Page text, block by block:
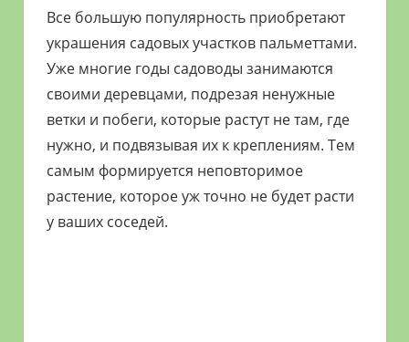
Все большую популярность приобретают
украшения садовых участков пальметтами.
Уже многие годы садоводы занимаются
своими деревцами, подрезая ненужные
ветки и побеги, которые растут не там, где
нужно, и подвязывая их к креплениям. Тем
самым формируется неповторимое
растение, которое уж точно не будет расти
у ваших соседей.